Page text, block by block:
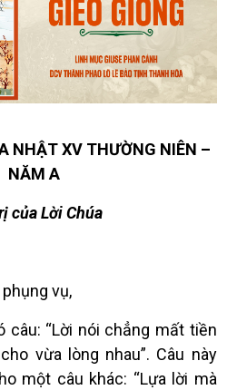
NHẬT XV THƯỜNG NIÊN –
NĂM A
của Lời Chúa
vụ,
câu: “Lời nói chẳng mất tiền
vừa lòng nhau”. Câu này
một câu khác: “Lựa lời mà